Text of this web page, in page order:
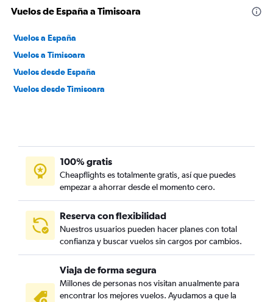
Vuelos de España a Timisoara
Vuelos a España
Vuelos a Timisoara
Vuelos desde España
Vuelos desde Timisoara
100% gratis
Cheapflights es totalmente gratis, así que puedes
empezar a ahorrar desde el momento cero.
Reserva con flexibilidad
Nuestros usuarios pueden hacer planes con total
confianza y buscar vuelos sin cargos por cambios.
Viaja de forma segura
Millones de personas nos visitan anualmente para
encontrar los mejores vuelos. Ayudamos a que la